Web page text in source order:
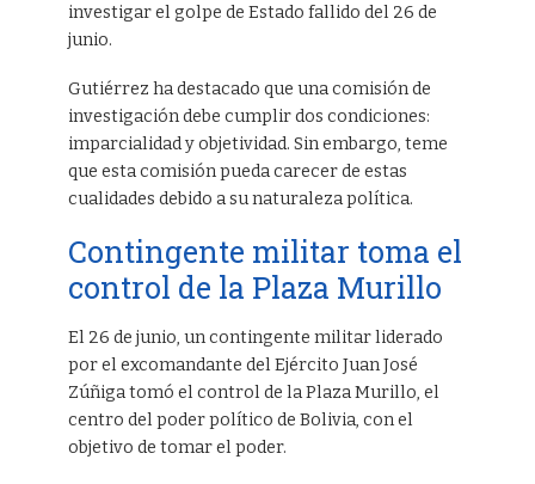
investigar el golpe de Estado fallido del 26 de
junio.
Gutiérrez ha destacado que una comisión de
investigación debe cumplir dos condiciones:
imparcialidad y objetividad. Sin embargo, teme
que esta comisión pueda carecer de estas
cualidades debido a su naturaleza política.
Contingente militar toma el
control de la Plaza Murillo
El 26 de junio, un contingente militar liderado
por el excomandante del Ejército Juan José
Zúñiga tomó el control de la Plaza Murillo, el
centro del poder político de Bolivia, con el
objetivo de tomar el poder.